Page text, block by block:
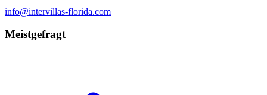
info@intervillas-florida.com
Meistgefragt